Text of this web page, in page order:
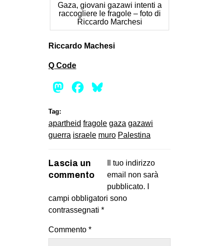
Gaza, giovani gazawi intenti a
raccogliere le fragole – foto di
Riccardo Marchesi
Riccardo Machesi
Q Code
Mastodon
Facebook
Tag:
apartheid fragole gaza gazawi
guerra israele muro Palestina
Lascia un
commento
Il tuo indirizzo
email non sarà
pubblicato.
campi obbligatori sono
contrassegnati *
Commento *